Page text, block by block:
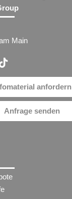
Main
anfordern
Anfrage senden